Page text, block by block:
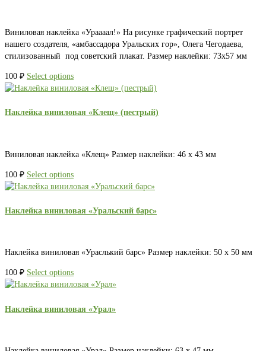
Виниловая наклейка «Ураааал!» На рисунке графический портрет
нашего создателя, «амбассадора Уральских гор», Олега Чегодаева,
стилизованный под советский плакат. Размер наклейки: 73х57 мм
100 ₽ Select options
Наклейка виниловая «Клещ» (пестрый)
Виниловая наклейка «Клещ» Размер наклейки: 46 х 43 мм
100 ₽ Select options
Наклейка виниловая «Уральский барс»
Наклейка виниловая «Ураслький барс» Размер наклейки: 50 х 50 мм
100 ₽ Select options
Наклейка виниловая «Урал»